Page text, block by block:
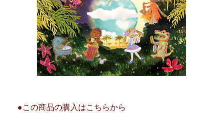
●この商品の購入はこちらから